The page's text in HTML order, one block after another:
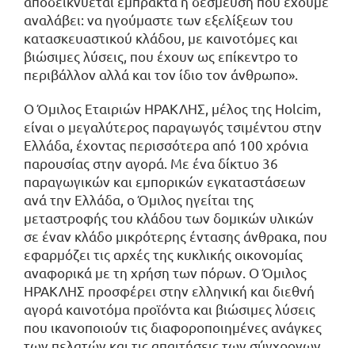
αναλάβει: να ηγούμαστε των εξελίξεων του
κατασκευαστικού κλάδου, με καινοτόμες και
βιώσιμες λύσεις, που έχουν ως επίκεντρο το
περιβάλλον αλλά και τον ίδιο τον άνθρωπο».
Ο Όμιλος Εταιριών ΗΡΑΚΛΗΣ, μέλος της Holcim,
είναι ο μεγαλύτερος παραγωγός τσιμέντου στην
Ελλάδα, έχοντας περισσότερα από 100 χρόνια
παρουσίας στην αγορά. Με ένα δίκτυο 36
παραγωγικών και εμπορικών εγκαταστάσεων
ανά την Ελλάδα, ο Όμιλος ηγείται της
μεταστροφής του κλάδου των δομικών υλικών
σε έναν κλάδο μικρότερης έντασης άνθρακα, που
εφαρμόζει τις αρχές της κυκλικής οικονομίας
αναφορικά με τη χρήση των πόρων. Ο Όμιλος
ΗΡΑΚΛΗΣ προσφέρει στην ελληνική και διεθνή
αγορά καινοτόμα προϊόντα και βιώσιμες λύσεις
που ικανοποιούν τις διαφοροποιημένες ανάγκες